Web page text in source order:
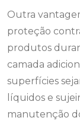
Outra
proteção
produtos
camada
superfícies
líquidos e
manutenção